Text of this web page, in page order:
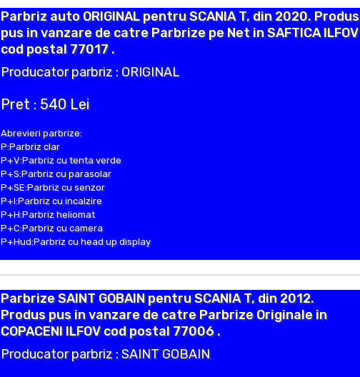
Parbriz auto ORIGINAL pentru SCANIA T, din 2020. Produs
pus in vanzare de catre Parbrize pe Net in SAFTICA ILFOV
cod postal 77017 .
Producator parbriz : ORIGINAL
Pret : 540 Lei
Abrevieri parbrize:
P:Parbriz clar
P+V:Parbriz cu tenta verde
P+S:Parbriz cu parasolar
P+SE:Parbriz cu senzor
P+I:Parbriz cu incalzire
P+H:Parbriz heliomat
P+C:Parbriz cu camera
P+Hud:Parbriz cu head up display
Parbrize SAINT GOBAIN pentru SCANIA T, din 2012.
Produs pus in vanzare de catre Parbrize Originale in
COPACENI ILFOV cod postal 77006 .
Producator parbriz : SAINT GOBAIN